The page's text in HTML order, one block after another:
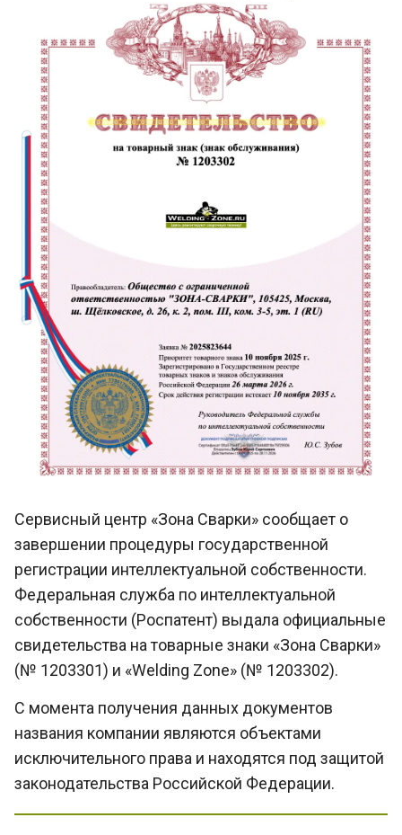
Сервисный центр «Зона Сварки» сообщает о
завершении процедуры государственной
регистрации интеллектуальной собственности.
Федеральная служба по интеллектуальной
собственности (Роспатент) выдала официальные
свидетельства на товарные знаки «Зона Сварки»
(№ 1203301) и «Welding Zone» (№ 1203302).
С момента получения данных документов
названия компании являются объектами
исключительного права и находятся под защитой
законодательства Российской Федерации.